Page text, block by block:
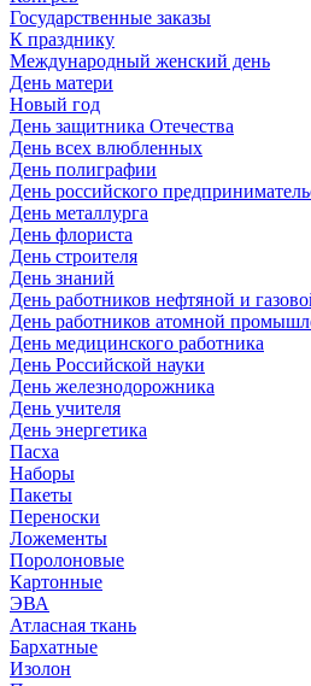
Государственные заказы
К празднику
Международный женский день
День матери
Новый год
День защитника Отечества
День всех влюбленных
День полиграфии
День российского
День металлурга
День флориста
День строителя
День знаний
День работников нефтяной и
День работников атомной
День медицинского работника
День Российской науки
День железнодорожника
День учителя
День энергетика
Пасха
Наборы
Пакеты
Переноски
Ложементы
Поролоновые
Картонные
ЭВА
Атласная ткань
Бархатные
Изолон